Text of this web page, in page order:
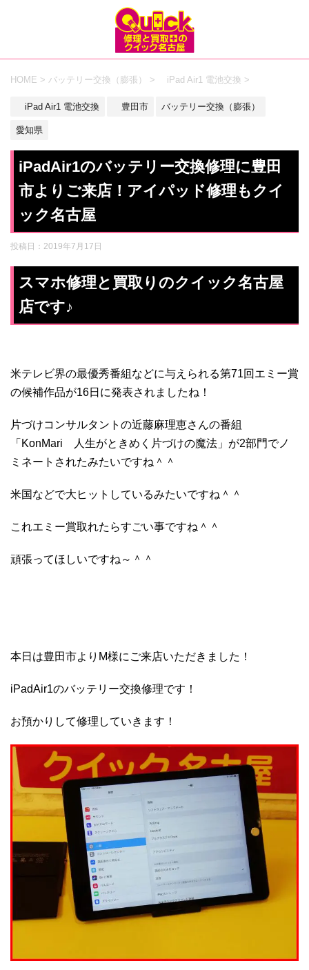
HOME > バッテリー交換（膨張） > iPad Air1 電池交換 >
iPad Air1 電池交換 豊田市 バッテリー交換（膨張）
愛知県
iPadAir1のバッテリー交換修理に豊田
市よりご来店！アイパッド修理もクイ
ック名古屋
投稿日： 2019年7月17日
スマホ修理と買取りのクイック名古屋
店です♪
米テレビ界の最優秀番組などに与えられる第71回エミー賞
の候補作品が16日に発表されましたね！
片づけコンサルタントの近藤麻理恵さんの番組
「KonMari 人生がときめく片づけの魔法」が2部門でノ
ミネートされたみたいですね＾＾
米国などで大ヒットしているみたいですね＾＾
これエミー賞取れたらすごい事ですね＾＾
頑張ってほしいですね～＾＾
本日は豊田市よりM様にご来店いただきました！
iPadAir1のバッテリー交換修理です！
お預かりして修理していきます！